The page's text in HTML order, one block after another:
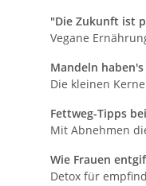
"Die Zukunft ist
Vegane
Mandeln
Die kleinen
Fettweg-Tipps
Mit Abnehmen
Wie Frauen
Detox für